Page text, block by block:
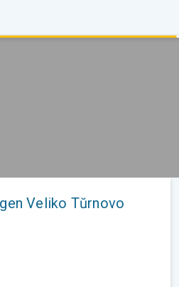
Veliko Tŭrnovo